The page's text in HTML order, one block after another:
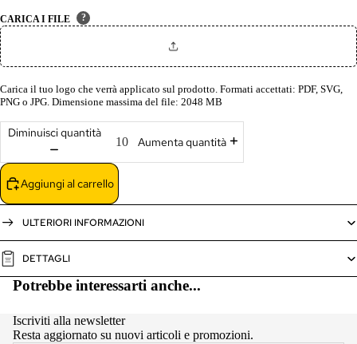
CARICA I FILE ?
Carica il tuo logo che verrà applicato sul prodotto. Formati accettati: PDF, SVG,
PNG o JPG. Dimensione massima del file: 2048 MB
Diminuisci quantità
Aumenta quantità
Aggiungi al carrello
ULTERIORI INFORMAZIONI
DETTAGLI
Potrebbe interessarti anche...
Iscriviti alla newsletter
Resta aggiornato su nuovi articoli e promozioni.